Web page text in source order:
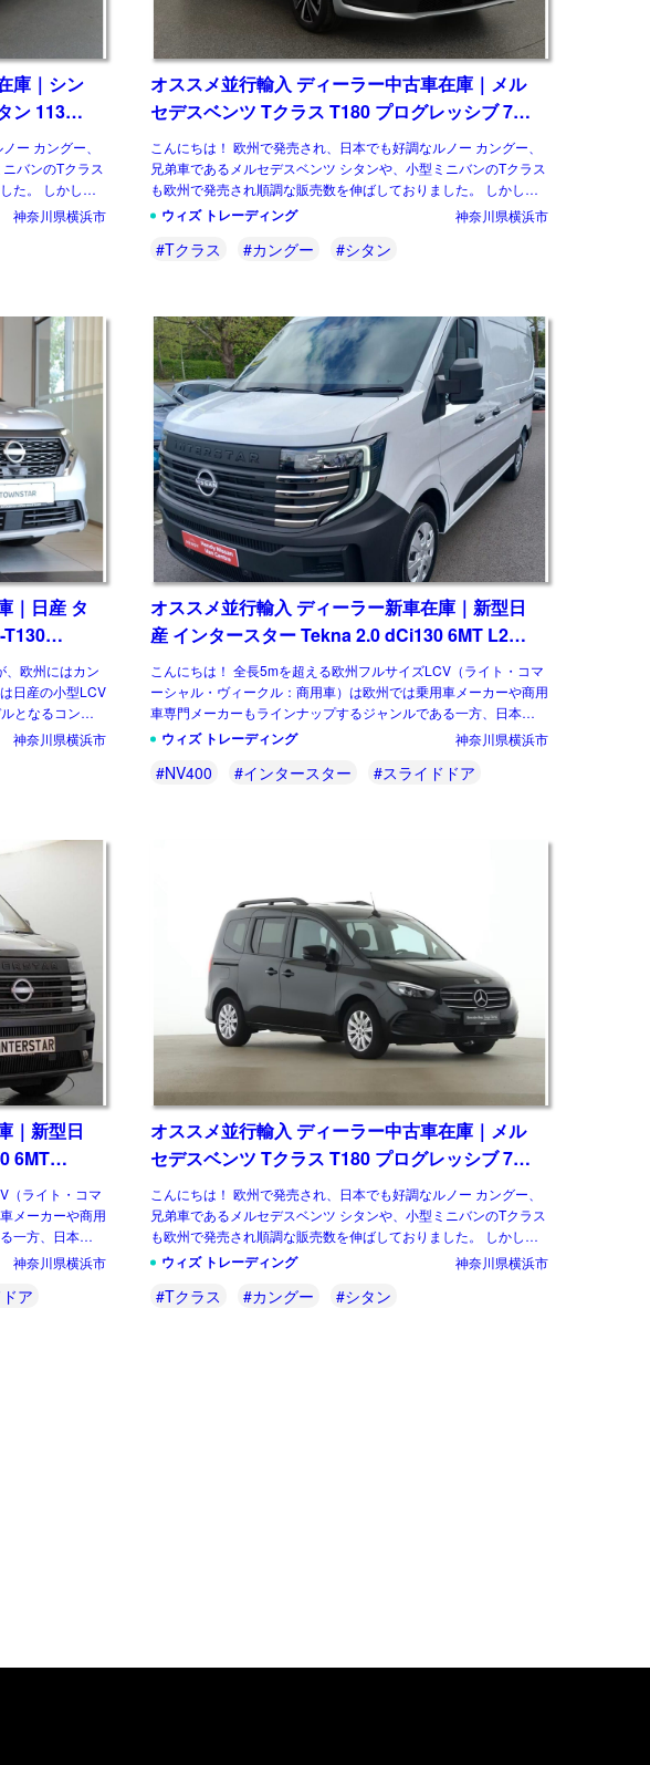
庫｜シン
ン 113
ー カングー、
バンのTクラス
た。 しかし、
神奈川県横浜市
オススメ並行輸入 ディーラー中古車在庫｜メル
セデスベンツ Tクラス T180 プログレッシブ 7AT
左ハンドル
こんにちは！ 欧州で発売され、日本でも好調なルノー カングー、
兄弟車であるメルセデスベンツ シタンや、小型ミニバンのTクラス
も欧州で発売され順調な販売数を伸ばしておりました。 しかし先
日、メルセデスベンツは小型商用車から […]
ウィズ トレーディング 神奈川県横浜市
#Tクラス #カングー #シタン
｜日産 タ
、欧州にはカン
日産の小型LCV
となるコンビ
神奈川県横浜市
オススメ並行輸入 ディーラー新車在庫｜新型日
産 インタースター Tekna 2.0 dCi130 6MT L2H2
右ハンドル
こんにちは！ 全長5mを超える欧州フルサイズLCV（ライト・コマ
ーシャル・ヴィークル：商用車）は欧州では乗用車メーカーや商用
車専門メーカーもラインナップするジャンルである一方、日本では
国産商用バンに相当するものはなく、欧 […]
ウィズ トレーディング 神奈川県横浜市
#NV400 #インタースター #スライドドア
｜新型日
6MT
（ライト・コマ
メーカーや商用
一方、日本では
神奈川県横浜市
ア
オススメ並行輸入 ディーラー中古車在庫｜メル
セデスベンツ Tクラス T180 プログレッシブ 7AT
左ハンドル
こんにちは！ 欧州で発売され、日本でも好調なルノー カングー、
兄弟車であるメルセデスベンツ シタンや、小型ミニバンのTクラス
も欧州で発売され順調な販売数を伸ばしておりました。 しかし先
日、メルセデスベンツは小型商用車から […]
ウィズ トレーディング 神奈川県横浜市
#Tクラス #カングー #シタン